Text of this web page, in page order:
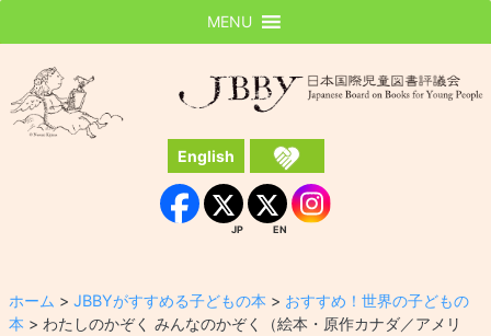
JBBY
English
Facebook
JP
JP
EN
EN Instagram
MENU
ホーム > JBBYがすすめる子どもの本 > おすすめ！世界の子どもの
本 > わたしのかぞく みんなのかぞく（絵本・原作カナダ／アメリ